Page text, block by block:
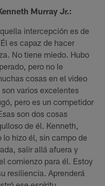
Murray Jr.:
intercepción es de
es capaz de hacer
No tiene miedo. Hubo
pero no le
cosas en el video
varios excelentes
pero es un competidor
son dos cosas
de él. Kenneth,
hizo él, sin campo de
salir allá afuera y
comienzo para él. Estoy
resiliencia. Aprenderá